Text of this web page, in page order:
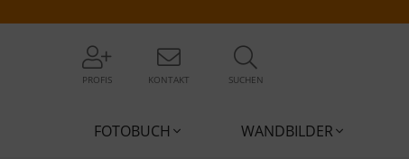
PROFIS KONTAKT SUCHEN
FOTOBUCH WANDBILDER